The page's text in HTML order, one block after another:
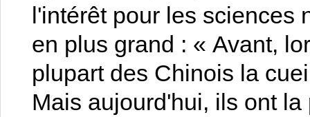
l'intérêt pour les sciences
en plus grand : « Avant,
plupart des Chinois la
Mais aujourd'hui, ils ont